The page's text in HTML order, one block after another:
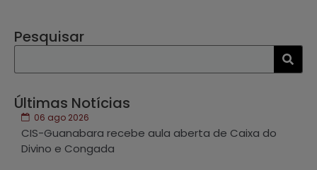
Pesquisar
Últimas Notícias
06 ago 2026
CIS-Guanabara recebe aula aberta de Caixa do
Divino e Congada